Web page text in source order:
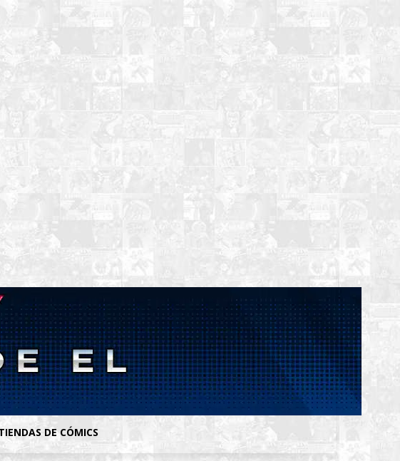
DE CÓMICS